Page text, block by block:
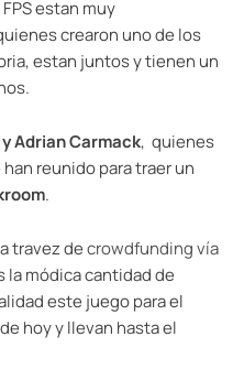
estan muy
crearon uno de los
estan juntos y tienen un
Adrian Carmack, quienes
reunido para traer un
.
travez decrowdfunding vía
la módica cantidad de
este juego para el
hoy y llevan hasta el